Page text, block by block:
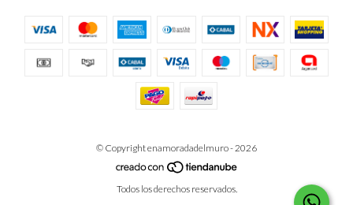
© Copyright enamoradadelmuro - 2026
Todos los derechos reservados.